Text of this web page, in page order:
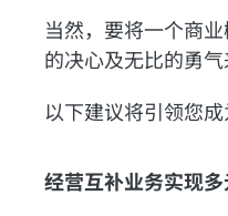
当然，要将一个商
的决心及无比的勇气
以下建议将引领您
经营互补业务实现